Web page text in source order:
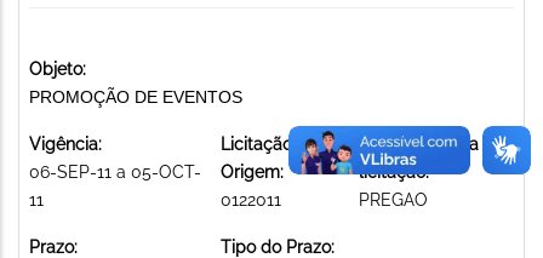
Objeto:
PROMOÇÃO DE EVENTOS
Vigência:
06-SEP-11 a 05-OCT-
11
Licitação de
Origem:
0122011
Modalidade da
licitação:
PREGAO
Prazo:
Tipo do Prazo: